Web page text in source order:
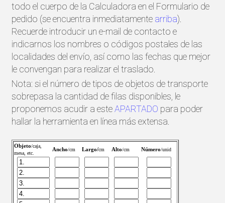
todo el cuerpo de la Calculadora en el Formulario de
pedido (se encuentra inmediatamente arriba).
Recuerde introducir un e-mail de contacto e
indicarnos los nombres o códigos postales de las
localidades del envío, así como las fechas que mejor
le convengan para realizar el traslado.
Nota: si el número de tipos de objetos de transporte
sobrepasa la cantidad de filas disponibles, le
proponemos acudir a esteAPARTADO para poder
hallar la herramienta en línea más extensa.
Objeto/caja,
mesa, etc.
Ancho/cm Largo/cm Alto/cm Número/unid